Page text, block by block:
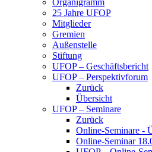
Organigramm
25 Jahre UFOP
Mitglieder
Gremien
Außenstelle
Stiftung
UFOP – Geschäftsbericht
UFOP – Perspektivforum
Zurück
Übersicht
UFOP – Seminare
Zurück
Online-Seminare -
Online-Seminar